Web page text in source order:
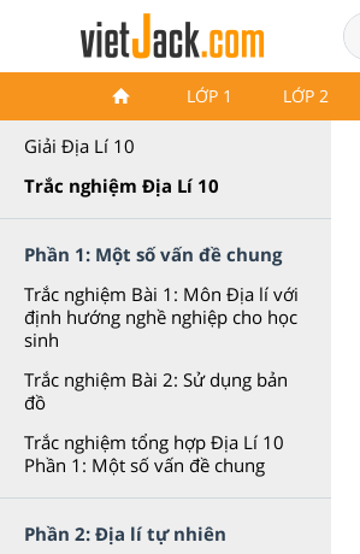
LỚP 1 LỚP 2
Trắc nghiệm Địa Lí 10 Cánh
Giải Địa Lí 10
Trắc nghiệm Địa Lí 10
Phần 1: Một số vấn đề chung
Trắc nghiệm Bài 1: Môn Địa lí với
định hướng nghề nghiệp cho học
sinh
Trắc nghiệm Bài 2: Sử dụng bản
đồ
Trắc nghiệm tổng hợp Địa Lí 10
Phần 1: Một số vấn đề chung
Phần 2: Địa lí tự nhiên